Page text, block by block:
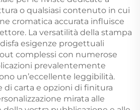
o qualsiasi contenuto in cui
cromatica accurata influisce
La versatilità della stampa
esigenze progettuali
complessi con numerose
prevalentemente
un’eccellente leggibilità.
di carta e opzioni di finitura
mirata alle